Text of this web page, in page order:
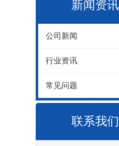
新闻资讯
公司新闻
行业资讯
常见问题
联系我们